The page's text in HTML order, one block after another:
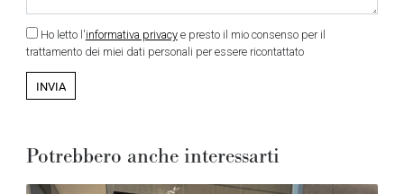
Ho letto l'informativa privacye presto il mio consenso per il
trattamento dei miei dati personali per essere ricontattato
Potrebbero anche interessarti